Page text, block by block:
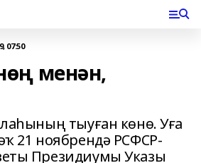
07:50
менән,
тыуған көнө. Уға
21 ноябрендә РСФСР-
Президиумы Указы